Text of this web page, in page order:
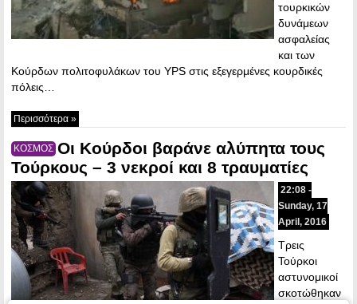
τουρκικών
δυνάμεων
ασφαλείας
και των
Κούρδων πολιτοφυλάκων του YPS στις εξεγερμένες κουρδικές
πόλεις…
Περισσότερα »
ΚΟΣΜΟΣ Οι Κούρδοι βαράνε αλύπητα τους
Τούρκους – 3 νεκροί και 8 τραυματίες
22:08 -
Sunday, 17
April, 2016
Τρεις
Τούρκοι
αστυνομικοί
σκοτώθηκαν